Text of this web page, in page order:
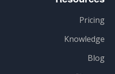
Pricing
Knowledge
Blog